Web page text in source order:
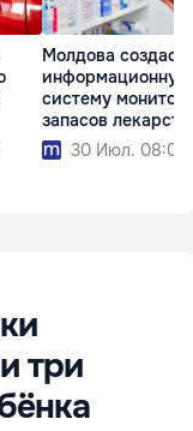
Молдова создаст
информационную
систему
запасов лекарств
30 Июл. 08:02
три